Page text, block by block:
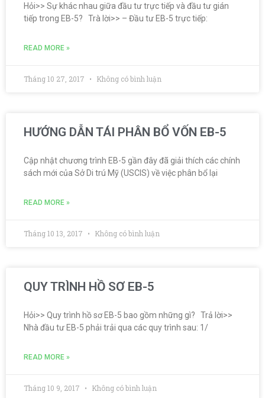
Hỏi>> Sự khác nhau giữa đầu tư trực tiếp và đầu tư gián
tiếp trong EB-5? Trà lời>> – Đầu tư EB-5 trực tiếp:
READ MORE »
Tháng 10 27, 2017 Không có bình luận
HƯỚNG DẪN TÁI PHÂN BỔ VỐN EB-5
Cập nhật chương trình EB-5 gần đây đã giải thích các chính
sách mới của Sở Di trú Mỹ (USCIS) về việc phân bổ lại
READ MORE »
Tháng 10 13, 2017 Không có bình luận
QUY TRÌNH HỒ SƠ EB-5
Hỏi>> Quy trình hồ sơ EB-5 bao gồm những gì? Trả lời>>
Nhà đầu tư EB-5 phải trải qua các quy trình sau: 1/
READ MORE »
Tháng 10 9, 2017 Không có bình luận